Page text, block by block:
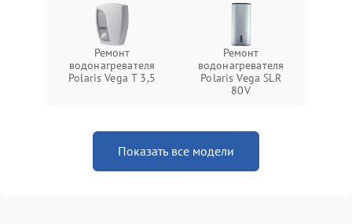
Ремонт
водонагревателя
Polaris Vega T 3,5
Ремонт
водонагревателя
Polaris Vega SLR
80V
Показать все модели